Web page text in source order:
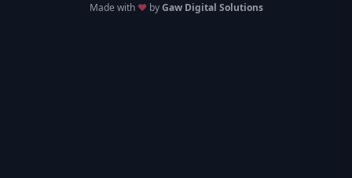
Made with ♥byGaw Digital Solutions